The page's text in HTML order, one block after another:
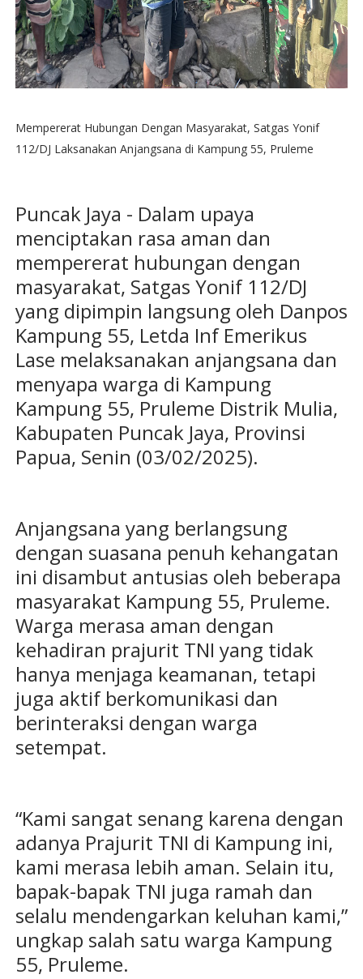
Mempererat Hubungan Dengan Masyarakat, Satgas Yonif
112/DJ Laksanakan Anjangsana di Kampung 55, Pruleme
Puncak Jaya - Dalam upaya
menciptakan rasa aman dan
mempererat hubungan dengan
masyarakat, Satgas Yonif 112/DJ
yang dipimpin langsung oleh Danpos
Kampung 55, Letda Inf Emerikus
Lase melaksanakan anjangsana dan
menyapa warga di Kampung
Kampung 55, Pruleme Distrik Mulia,
Kabupaten Puncak Jaya, Provinsi
Papua, Senin (03/02/2025).
Anjangsana yang berlangsung
dengan suasana penuh kehangatan
ini disambut antusias oleh beberapa
masyarakat Kampung 55, Pruleme.
Warga merasa aman dengan
kehadiran prajurit TNI yang tidak
hanya menjaga keamanan, tetapi
juga aktif berkomunikasi dan
berinteraksi dengan warga
setempat.
“Kami sangat senang karena dengan
adanya Prajurit TNI di Kampung ini,
kami merasa lebih aman. Selain itu,
bapak-bapak TNI juga ramah dan
selalu mendengarkan keluhan kami,”
ungkap salah satu warga Kampung
55, Pruleme.